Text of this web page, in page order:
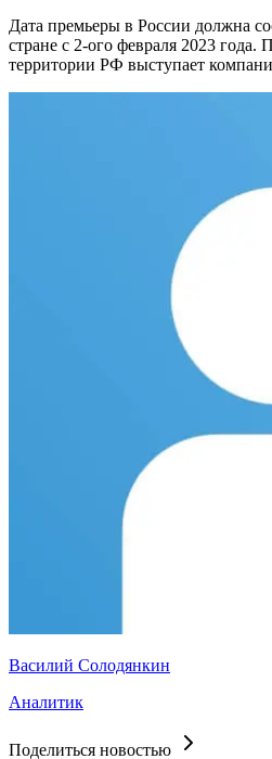
Дата премьеры в России должна
стране с 2-ого февраля 2023 года.
территории РФ выступает
Василий Солодянкин
Аналитик
Поделиться новостью